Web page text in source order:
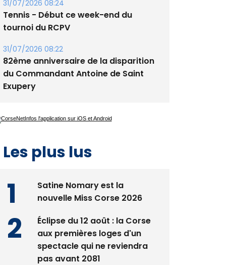
procession le 14 août
31/07/2026 08:24
tournoi du RCPV
31/07/2026 08:22
82ème anniversaire de la disparition
Les plus lus
nouvelle Miss Corse 2026
Éclipse du 12 août : la Corse
aux premières loges d'un